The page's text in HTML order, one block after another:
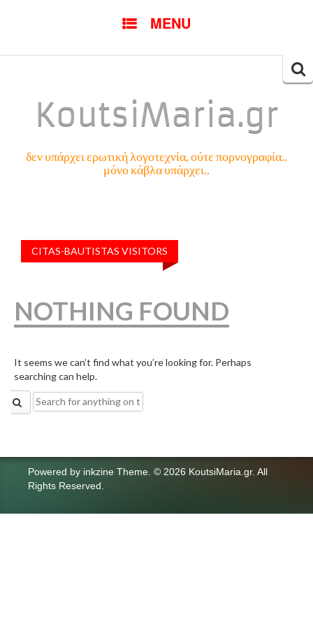
MENU
KoutsiMaria.gr
δεν υπάρχει ερωτική λογοτεχνία, ούτε πορνογραφία..
μόνο κάβλα υπάρχει..
CITAS-BAUTISTAS VISITORS
NOTHING FOUND
It seems we can’t find what you’re looking for. Perhaps
searching can help.
Search
for:
Powered by inkzine Theme © 2026 KoutsiMaria.gr. All
Rights Reserved.